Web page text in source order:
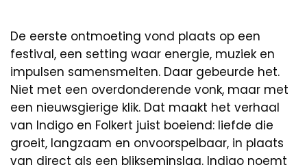
De eerste ontmoeting vond plaats op een
festival, een setting waar energie, muziek en
impulsen samensmelten. Daar gebeurde het.
Niet met een overdonderende vonk, maar met
een nieuwsgierige klik. Dat maakt het verhaal
van Indigo en Folkert juist boeiend: liefde die
groeit, langzaam en onvoorspelbaar, in plaats
van direct als een blikseminslag. Indigo noemt